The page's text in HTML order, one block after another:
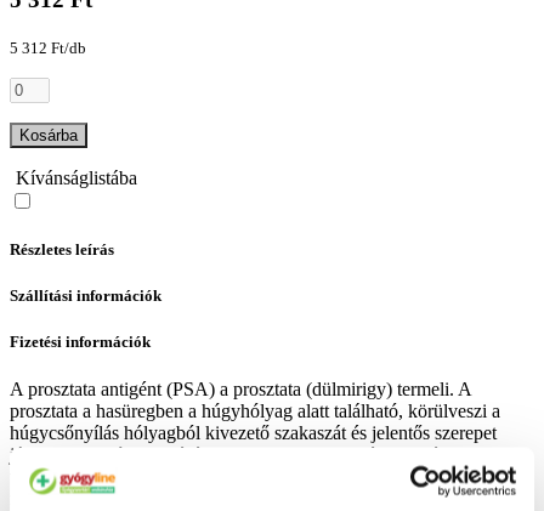
5 312 Ft/db
Kosárba
Kívánságlistába
Részletes leírás
Szállítási információk
Fizetési információk
A prosztata antigént (PSA) a prosztata (dülmirigy) termeli. A
prosztata a hasüregben a húgyhólyag alatt található, körülveszi a
húgycsőnyílás hólyagból kivezető szakaszát és jelentős szerepet
játszik az ondó termelésében. A prosztata-antigén szintjének
változása fontos információval szolgál a prosztata állapotáról. Így a
normál érték feletti szint patológiás (abnormális) elváltozásokra